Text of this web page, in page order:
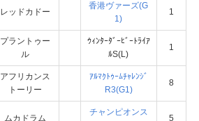
レッドカドー
香港ヴァーズ(G
1)
1
プラントゥー
ル
ｳｨﾝﾀｰﾀﾞｰﾋﾞｰﾄﾗｲｱ
ﾙS(L)
1
アフリカンス
トーリー
ｱﾙﾏｸﾄｩｰﾑﾁｬﾚﾝｼﾞ
R3(G1)
8
ムカドラム
チャンピオンス
5